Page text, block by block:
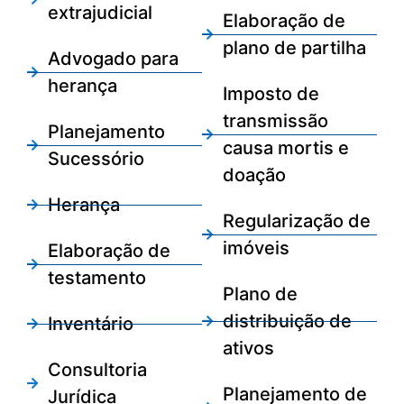
extrajudicial
Advogado para
herança
Planejamento
Sucessório
Herança
Elaboração de
testamento
Inventário
Consultoria
Jurídica
Elaboração de
plano de partilha
Imposto de
transmissão
causa mortis e
doação
Regularização de
imóveis
Plano de
distribuição de
ativos
Planejamento de